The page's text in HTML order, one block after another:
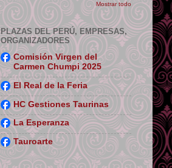
Mostrar todo
PLAZAS DEL PERÚ, EMPRESAS,
ORGANIZADORES
Comisión Virgen del
Carmen Chumpi 2025
El Real de la Feria
HC Gestiones Taurinas
La Esperanza
Tauroarte